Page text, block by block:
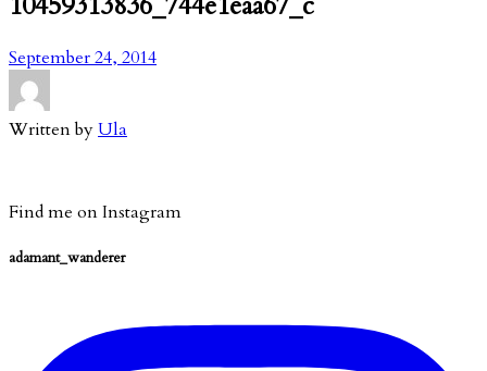
September 24, 2014
Written byUla
Find me on Instagram
adamant_wanderer